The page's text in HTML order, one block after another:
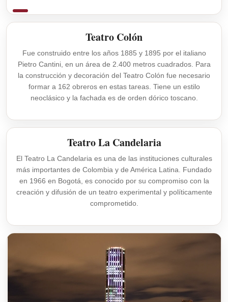
Teatro Colón
Fue construido entre los años 1885 y 1895 por el italiano
Pietro Cantini, en un área de 2.400 metros cuadrados. Para
la construcción y decoración del Teatro Colón fue necesario
formar a 162 obreros en estas tareas. Tiene un estilo
neoclásico y la fachada es de orden dórico toscano.
Teatro La Candelaria
El Teatro La Candelaria es una de las instituciones culturales
más importantes de Colombia y de América Latina. Fundado
en 1966 en Bogotá, es conocido por su compromiso con la
creación y difusión de un teatro experimental y políticamente
comprometido.